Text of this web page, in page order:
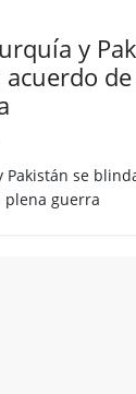
y
Pakistán se
plena guerra